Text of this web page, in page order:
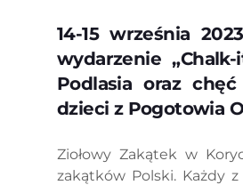
14-15 września
wydarzenie
Podlasia oraz
dzieci z Pogotowia
Ziołowy Zakątek w
zakątków Polski. Każdy